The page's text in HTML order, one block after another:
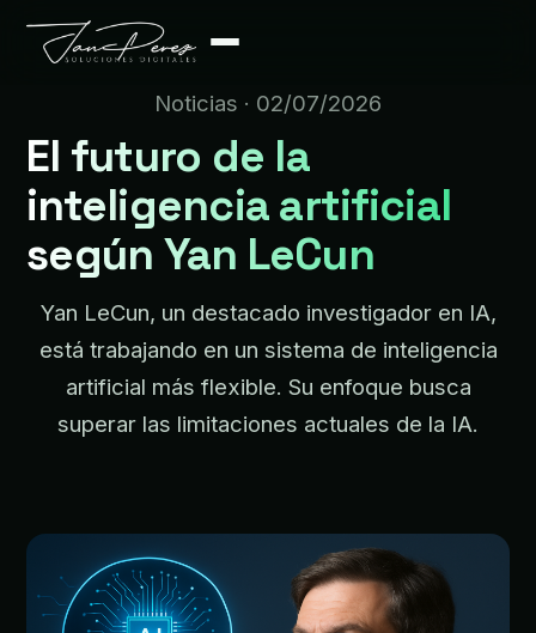
Noticias · 02/07/2026
El futuro de la
inteligencia artificial
según Yan LeCun
Yan LeCun, un destacado investigador en IA,
está trabajando en un sistema de inteligencia
artificial más flexible. Su enfoque busca
superar las limitaciones actuales de la IA.